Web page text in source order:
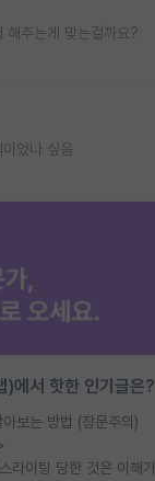
해주는게 맞는걸까요?
었나 싶음
)에서 핫한 인기글은?
보는 방법 (장문주의)